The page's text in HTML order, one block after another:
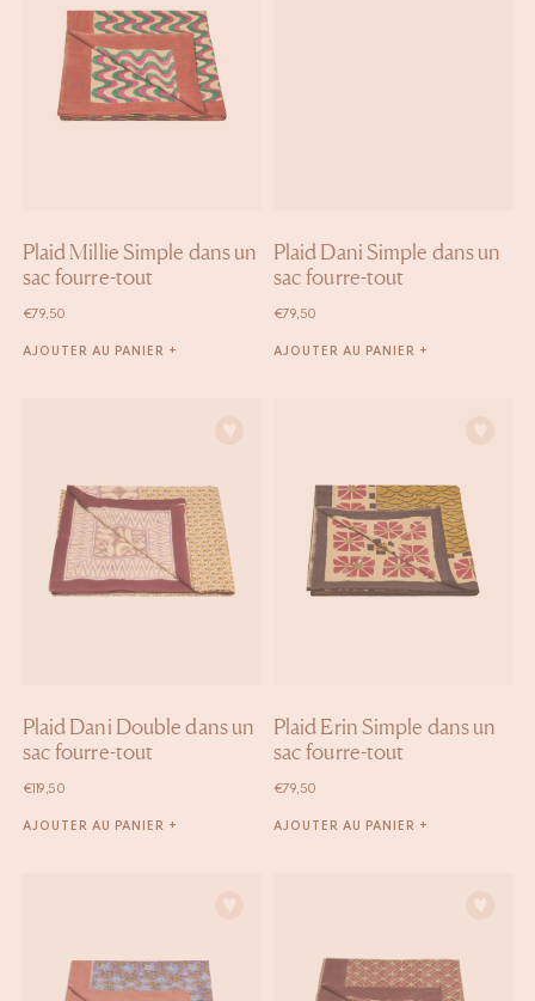
Plaid Millie Simple dans un
sac fourre-tout
€79,50
AJOUTER AU PANIER +
Plaid Dani Simple dans un
sac fourre-tout
€79,50
AJOUTER AU PANIER +
Plaid Dani Double dans un
sac fourre-tout
€ 119,50
AJOUTER AU PANIER +
Plaid Erin Simple dans un
sac fourre-tout
€79,50
AJOUTER AU PANIER +